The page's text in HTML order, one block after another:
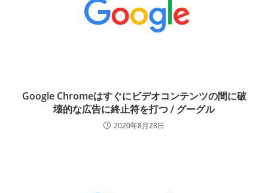
Google Chromeはすぐにビデオコンテンツの間に破
壊的な広告に終止符を打つ / グーグル
2020年8月28日